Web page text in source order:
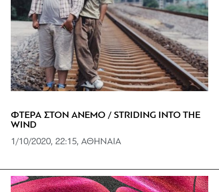
ΦΤΕΡΑ ΣΤΟΝ ΑΝΕΜΟ / STRIDING INTO THE
WIND
1/10/2020, 22:15, ΑΘΗΝΑΙΑ